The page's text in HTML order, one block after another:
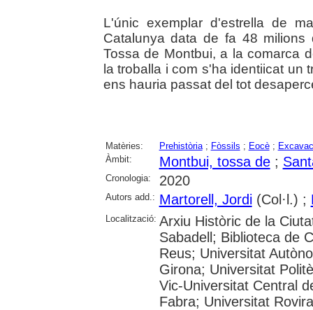
L'únic exemplar d'estrella de
Catalunya data de fa 48
Tossa de Montbui, a la comarca
la troballa i com s'ha identiicat un
ens hauria passat del tot
Matèries: Prehistòria; Fòssils ; Eocè;
Àmbit:
Montbui, tossa de;
Cronologia: 2020
Autors add.: Martorell, Jordi(Col·l.) ;
Localització: Arxiu Històric de la
Sabadell; Biblioteca de
Reus; Universitat
Girona; Universitat
Vic-Universitat Central
Fabra; Universitat